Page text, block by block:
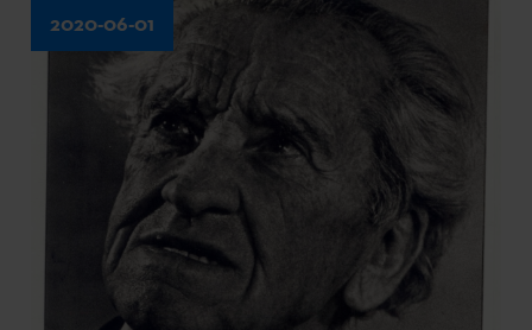
2020-06-01